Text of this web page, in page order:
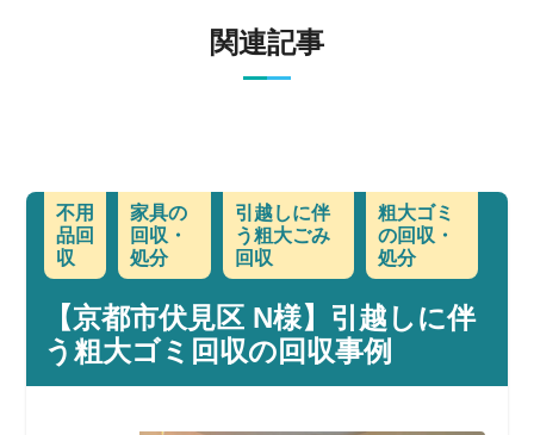
関連記事
不用
品回
収
家具の
回収・
処分
引越しに伴
う粗大ごみ
回収
粗大ゴミ
の回収・
処分
【京都市伏見区 N様】引越しに伴
う粗大ゴミ回収の回収事例